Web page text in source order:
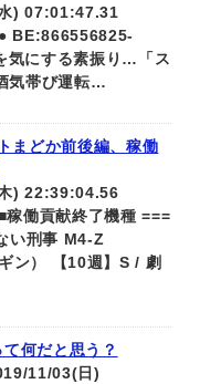
) 07:01:47.31
BE:866556825-
気にする素振り…「ス
気帯び運転…
まどか前後編、稼働
) 22:39:04.56
働貢献終了機種 ===
い刑事 M4-Z
ン） 【10週】S / 劇
何だと思う？
11/03(日)